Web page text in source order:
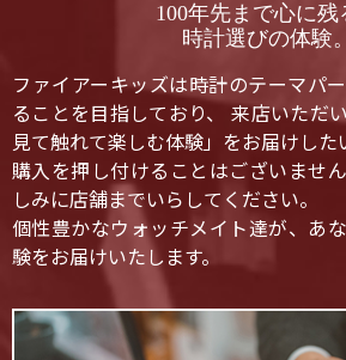
100年先まで心に残
時計選びの体験。
ファイアーキッズは時計のテーマパ
ることを目指しており、 来店いただ
見て触れて楽しむ体験」をお届けした
購入を押し付けることはございませ
しみに店舗までいらしてください。
個性豊かなウォッチメイト達が、あ
験をお届けいたします。